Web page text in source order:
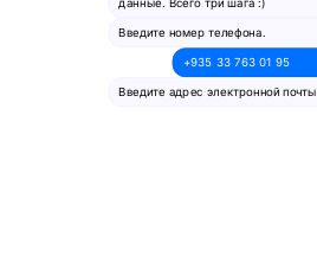
Введите номер телефона.
+935 33 763 01 95
Введите адрес электронной почты